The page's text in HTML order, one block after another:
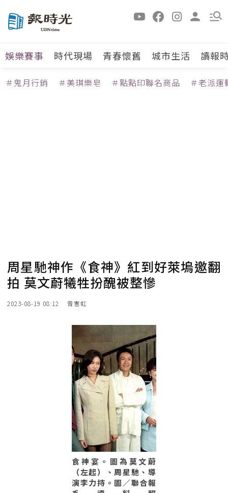
娛樂賽事 時代現場 青春懷舊 城市生活 讀報
＃鬼月行銷 ＃美琪樂皂 ＃點點印聯名商品 ＃老派運
周星馳神作《食神》紅到好萊塢邀翻
拍 莫文蔚犧牲扮醜被整慘
2023-08-19 08:12 曾憲虹
食神宴。圖為莫文蔚
（左起）、周星馳、導
演李力持。圖／聯合報